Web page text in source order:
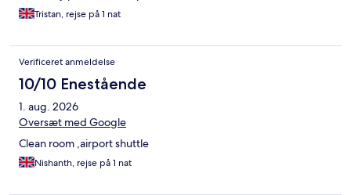
Tristan, rejse på 1 nat
Verificeret anmeldelse
10/10 Enestående
1. aug. 2026
Oversæt med Google
Clean room ,airport shuttle
Nishanth, rejse på 1 nat